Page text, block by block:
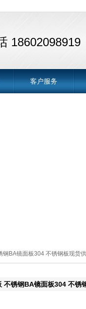
客户服务
18602098919
BA镜面板304 不锈钢板现货
不锈钢BA镜面板304 不锈